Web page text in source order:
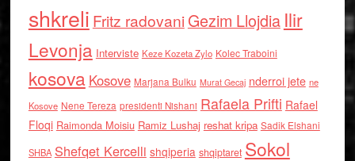
shkreli Fritz radovaniGezim Llojdia Ilir
Levonja Interviste Keze Kozeta Zylo Kolec Traboini
kosova Kosove Marjana Bulku Murat Gecaj nderroi jete ne
Kosove Nene Tereza presidenti Nishani Rafaela Prifti Rafael
Floqi Raimonda Moisiu Ramiz Lushaj reshat kripa Sadik Elshani
SHBA Shefqet Kercelli shqiperia shqiptaret Sokol